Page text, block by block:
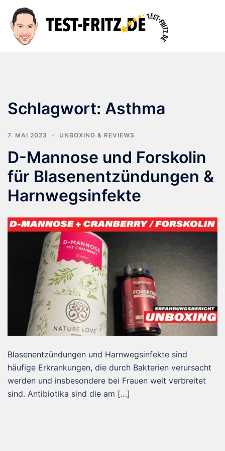
Inhalt
springen
Schlagwort: Asthma
7. MAI 2023 UNBOXING & REVIEWS
D-Mannose und Forskolin
für Blasenentzündungen &
Harnwegsinfekte
Blasenentzündungen und Harnwegsinfekte sind
häufige Erkrankungen, die durch Bakterien verursacht
werden und insbesondere bei Frauen weit verbreitet
sind. Antibiotika sind die am […]